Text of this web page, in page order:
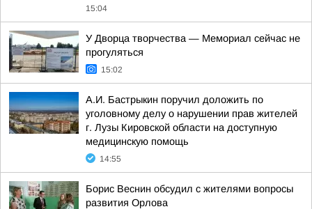
15:04
У Дворца творчества — Мемориал сейчас не
прогуляться
15:02
А.И. Бастрыкин поручил доложить по
уголовному делу о нарушении прав жителей
г. Лузы Кировской области на доступную
медицинскую помощь
14:55
Борис Веснин обсудил с жителями вопросы
развития Орлова